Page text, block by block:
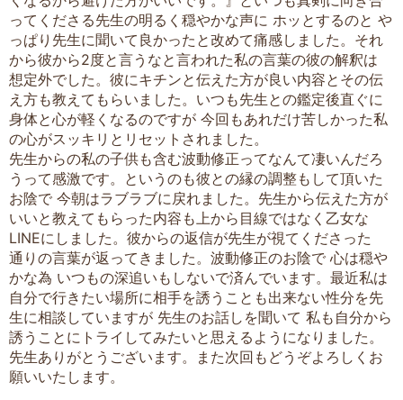
ってくださる先生の明るく穏やかな声に ホッとするのと や
っぱり先生に聞いて良かったと改めて痛感しました。それ
から彼から2度と言うなと言われた私の言葉の彼の解釈は
想定外でした。彼にキチンと伝えた方が良い内容とその伝
え方も教えてもらいました。いつも先生との鑑定後直ぐに
身体と心が軽くなるのですが 今回もあれだけ苦しかった私
の心がスッキリとリセットされました。
先生からの私の子供も含む波動修正ってなんて凄いんだろ
うって感激です。というのも彼との縁の調整もして頂いた
お陰で 今朝はラブラブに戻れました。先生から伝えた方が
いいと教えてもらった内容も上から目線ではなく乙女な
LINEにしました。彼からの返信が先生が視てくださった
通りの言葉が返ってきました。波動修正のお陰で 心は穏や
かな為 いつもの深追いもしないで済んでいます。最近私は
自分で行きたい場所に相手を誘うことも出来ない性分を先
生に相談していますが 先生のお話しを聞いて 私も自分から
誘うことにトライしてみたいと思えるようになりました。
先生ありがとうございます。また次回もどうぞよろしくお
願いいたします。